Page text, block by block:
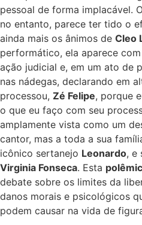
pessoal de forma implacável.
no entanto, parece ter tido o
ainda mais os ânimos de Cleo
performático, ela aparece
ação judicial e, em um ato de
nas nádegas, declarando em
processou, Zé Felipe, porque
o que eu faço com seu
amplamente vista como um
cantor, mas a toda a sua
icônico sertanejo Leonardo, e
Virginia Fonseca. Esta
debate sobre os limites da
danos morais e psicológicos
podem causar na vida de